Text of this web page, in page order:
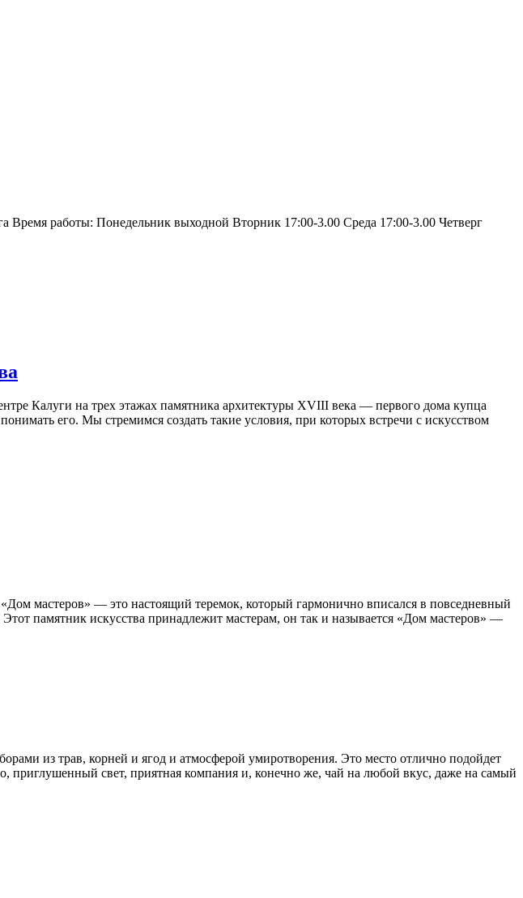
Время работы: Понедельник выходной Вторник 17:00-3.00 Среда 17:00-3.00 Четверг
Калуги на трех этажах памятника архитектуры XVIII века — первого дома купца
его. Мы стремимся создать такие условия, при которых встречи с искусством
мастеров» — это настоящий теремок, который гармонично вписался в повседневный
памятник искусства принадлежит мастерам, он так и называется «Дом мастеров» —
из трав, корней и ягод и атмосферой умиротворения. Это место отлично подойдет
приглушенный свет, приятная компания и, конечно же, чай на любой вкус, даже на самый